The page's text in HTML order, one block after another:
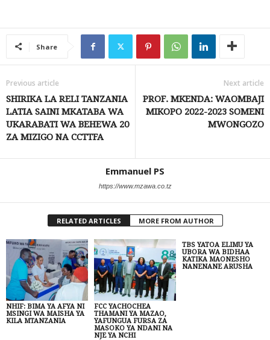
Share
Previous article
SHIRIKA LA RELI TANZANIA
LATIA SAINI MKATABA WA
UKARABATI WA BEHEWA 20
ZA MIZIGO NA CCTTFA
Next article
PROF. MKENDA: WAOMBAJI
MIKOPO 2022-2023 SOMENI
MWONGOZO
Emmanuel PS
https://www.mzawa.co.tz
RELATED ARTICLES MORE FROM AUTHOR
NHIF: BIMA YA AFYA NI
MSINGI WA MAISHA YA
KILA MTANZANIA
FCC YACHOCHEA
THAMANI YA MAZAO,
YAFUNGUA FURSA ZA
MASOKO YA NDANI NA
NJE YA NCHI
TBS YATOA ELIMU YA
UBORA WA BIDHAA
KATIKA MAONESHO
NANENANE ARUSHA